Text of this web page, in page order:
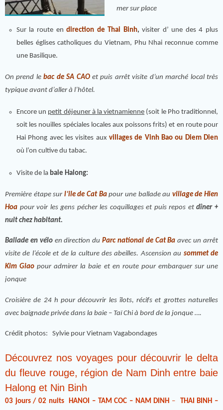
mer sur place
Sur la route endirection de Thai Binh, visiter d’ une des 4 plus
belles églises catholiques du Vietnam, Phu Nhai reconnue comme
une Basilique.
On prend lebac de SA CAOet puis arrêt visite d’un marché local très
typique avant d’aller à l’hôtel.
Encore un petit déjeuner à la vietnamienne (soit le Pho traditionnel,
soit les nouilles spéciales locales aux poissons frits) et en route pour
Hai Phong avec les visites aux villages de Vinh Bao ou Diem Dien
où l’on cultive du tabac.
Visite de la baie Halong:
Première étape sur l’ile de Cat Bapour une ballade au village de Hien
Hoa pour voir les gens pécher les coquillages et puis repos etdîner +
nuit chez habitant.
Ballade en véloen direction duParc national de Cat Ba avec un arrêt
visite de l’école et de la culture des abeilles. Ascension au sommet de
Kim Giao pour admirer la baie et en route pour embarquer sur une
jonque
Croisière de 24 h pour découvrir les îlots, récifs et grottes naturelles
avec baignade privée dans la baie – Taï Chi à bord de la jonque ….
Crédit photos: Sylvie pour Vietnam Vagabondages
Découvrez nos voyages pour découvrir le delta
du fleuve rouge, région de Nam Dinh entre baie
Halong et Nin Binh
03 jours / 02 nuitsHANOI – TAM COC – NAM DINH – THAI BINH –